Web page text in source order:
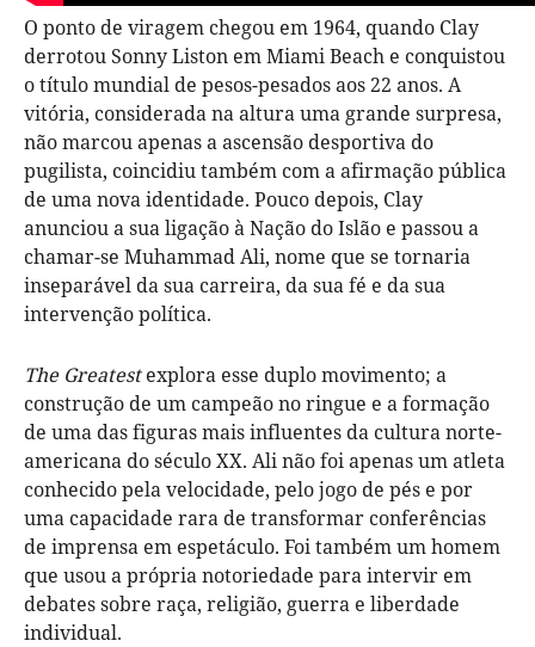
O ponto de viragem chegou em 1964, quando Clay
derrotou Sonny Liston em Miami Beach e conquistou
o título mundial de pesos-pesados aos 22 anos. A
vitória, considerada na altura uma grande surpresa,
não marcou apenas a ascensão desportiva do
pugilista, coincidiu também com a afirmação pública
de uma nova identidade. Pouco depois, Clay
anunciou a sua ligação à Nação do Islão e passou a
chamar-se Muhammad Ali, nome que se tornaria
inseparável da sua carreira, da sua fé e da sua
intervenção política.
The Greatestexplora esse duplo movimento; a
construção de um campeão no ringue e a formação
de uma das figuras mais influentes da cultura norte-
americana do século XX. Ali não foi apenas um atleta
conhecido pela velocidade, pelo jogo de pés e por
uma capacidade rara de transformar conferências
de imprensa em espetáculo. Foi também um homem
que usou a própria notoriedade para intervir em
debates sobre raça, religião, guerra e liberdade
individual.